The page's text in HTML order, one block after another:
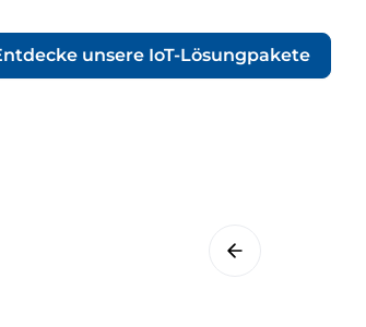
unsere IoT-Lösungpakete